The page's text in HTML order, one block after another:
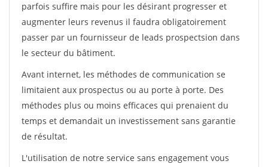
parfois suffire mais pour les désirant progresser et
augmenter leurs revenus il faudra obligatoirement
passer par un fournisseur de leads prospectsion dans
le secteur du bâtiment.
Avant internet, les méthodes de communication se
limitaient aux prospectus ou au porte à porte. Des
méthodes plus ou moins efficaces qui prenaient du
temps et demandait un investissement sans garantie
de résultat.
L'utilisation de notre service sans engagement vous